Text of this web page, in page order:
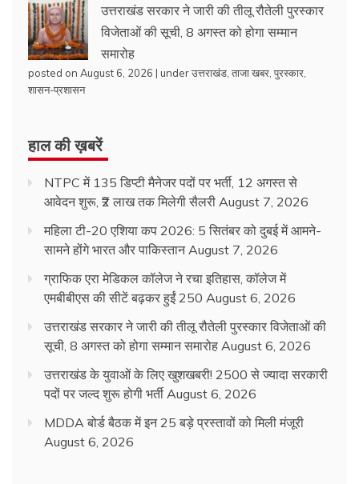
उत्तराखंड सरकार ने जारी की तीलू रौतेली पुरस्कार
विजेताओं की सूची, 8 अगस्त को होगा सम्मान
समारोह
posted on August 6, 2026 | underउत्तराखंड ताजा खबर पुरस्कार
शासन-प्रशासन
हाल की ख़बरें
NTPC में 135 डिप्टी मैनेजर पदों पर भर्ती, 12 अगस्त से
आवेदन शुरू, ₹2 लाख तक मिलेगी सैलरी August 7, 2026
महिला टी-20 एशिया कप 2026: 5 सितंबर को दुबई में आमने-
सामने होंगे भारत और पाकिस्तान August 7, 2026
ग्राफिक एरा मेडिकल कॉलेज ने रचा इतिहास, कॉलेज में
एमबीबीएस की सीटें बढ़कर हुईं 250 August 6, 2026
उत्तराखंड सरकार ने जारी की तीलू रौतेली पुरस्कार विजेताओं की
सूची, 8 अगस्त को होगा सम्मान समारोह August 6, 2026
उत्तराखंड के युवाओं के लिए खुशखबरी! 2500 से ज्यादा सरकारी
पदों पर जल्द शुरू होगी भर्ती August 6, 2026
MDDA बोर्ड बैठक में इन 25 बड़े प्रस्तावों को मिली मंजूरी
August 6, 2026